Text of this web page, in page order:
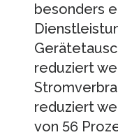
besonders
reduziert
reduziert
von 56